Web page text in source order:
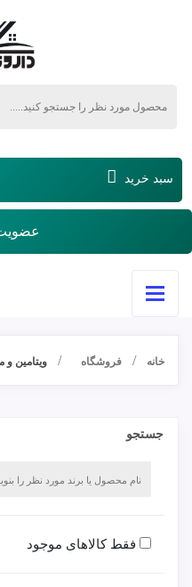
سبد خرید
خانه فروشگاه ویتامین و
جستجو
فقط کالاهای موجود